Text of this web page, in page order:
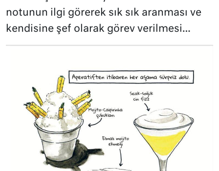
notunun ilgi görerek sık sık aranması ve
kendisine şef olarak görev verilmesi…